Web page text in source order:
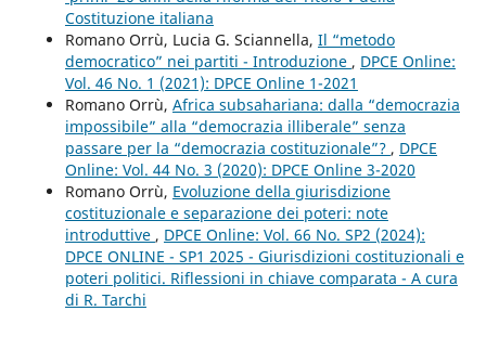
Costituzione italiana
Romano Orrù, Lucia G. Sciannella, Il “metodo
democratico” nei partiti - Introduzione , DPCE Online:
Vol. 46 No. 1 (2021): DPCE Online 1-2021
Romano Orrù, Africa subsahariana: dalla “democrazia
impossibile” alla “democrazia illiberale” senza
passare per la “democrazia costituzionale”? , DPCE
Online: Vol. 44 No. 3 (2020): DPCE Online 3-2020
Romano Orrù, Evoluzione della giurisdizione
costituzionale e separazione dei poteri: note
introduttive , DPCE Online: Vol. 66 No. SP2 (2024):
DPCE ONLINE - SP1 2025 - Giurisdizioni costituzionali e
poteri politici. Riflessioni in chiave comparata - A cura
di R. Tarchi